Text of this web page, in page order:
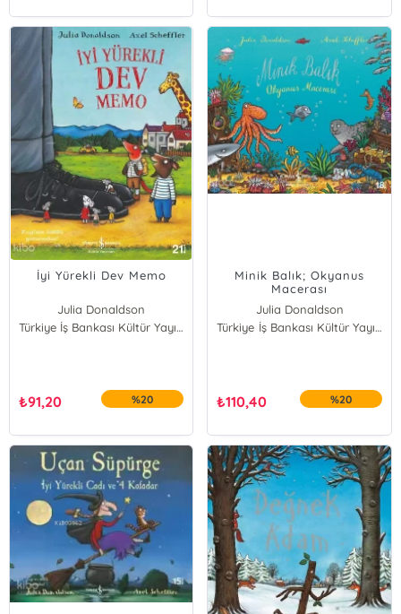
İyi Yürekli Dev Memo
Julia Donaldson
Türkiye İş Bankası Kültür Yayınları
₺91,20 %20
Minik Balık; Okyanus
Macerası
Julia Donaldson
Türkiye İş Bankası Kültür Yayınları
₺110,40 %20